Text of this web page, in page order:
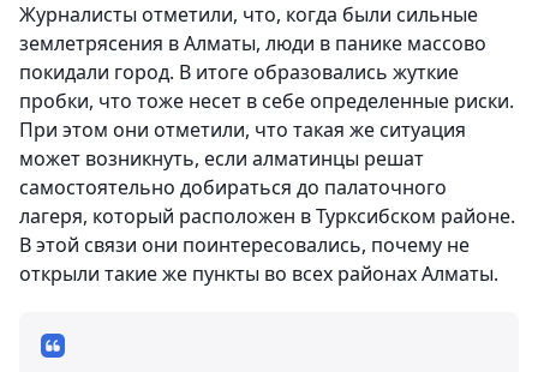
Журналисты отметили, что, когда были сильные
землетрясения в Алматы, люди в панике массово
покидали город. В итоге образовались жуткие
пробки, что тоже несет в себе определенные риски.
При этом они отметили, что такая же ситуация
может возникнуть, если алматинцы решат
самостоятельно добираться до палаточного
лагеря, который расположен в Турксибском районе.
В этой связи они поинтересовались, почему не
открыли такие же пункты во всех районах Алматы.